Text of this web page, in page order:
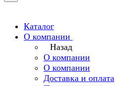
Каталог
О компании
Назад
О компании
О компании
Доставка и оплата